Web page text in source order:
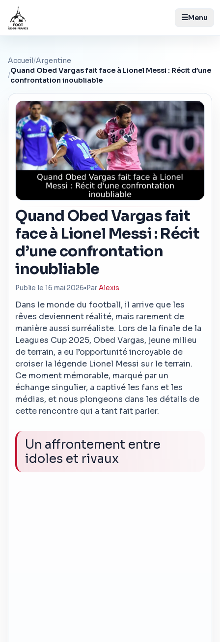
☰Menu
Accueil/Argentine
/
Quand Obed Vargas fait face à Lionel Messi : Récit d’une
confrontation inoubliable
Quand Obed Vargas fait
face à Lionel Messi : Récit
d’une confrontation
inoubliable
Publie le 16 mai 2026• ParAlexis
Dans le monde du football, il arrive que les
rêves deviennent réalité, mais rarement de
manière aussi surréaliste. Lors de la finale de la
Leagues Cup 2025, Obed Vargas, jeune milieu
de terrain, a eu l’opportunité incroyable de
croiser la légende Lionel Messi sur le terrain.
Ce moment mémorable, marqué par un
échange singulier, a captivé les fans et les
médias, et nous plongeons dans les détails de
cette rencontre qui a tant fait parler.
Un affrontement entre
idoles et rivaux